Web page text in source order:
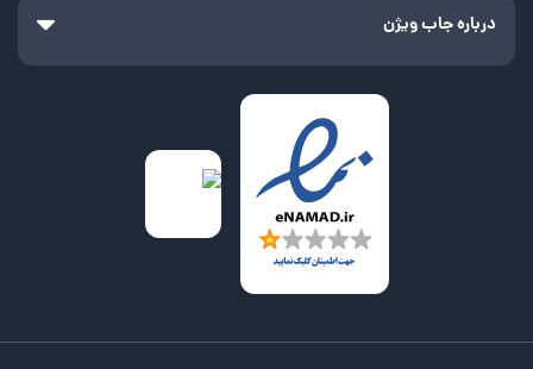
درباره جاب ویژن